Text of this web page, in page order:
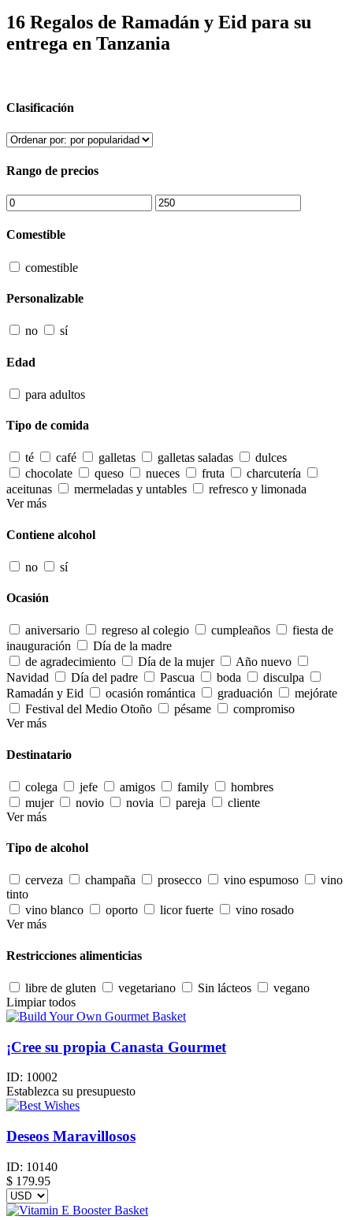
16 Regalos de Ramadán y Eid para su
entrega en Tanzania
Clasificación
Rango de precios
Comestible
comestible
Personalizable
no sí
Edad
para adultos
Tipo de comida
té café galletas galletas saladas
dulces
chocolate
queso nueces fruta
charcutería
aceitunas
mermeladas y untables
refresco y limonada
Ver más
Contiene alcohol
no sí
Ocasión
aniversario regreso al colegio cumpleaños
fiesta de
inauguración
Día de la madre
de agradecimiento
Día de la mujer
Año nuevo
Navidad
Día del padre Pascua boda
disculpa
Ramadán y Eid
ocasión romántica graduación
mejórate
Festival del Medio Otoño
pésame
compromiso
Ver más
Destinatario
colega jefe amigos family
hombres
mujer
novio novia pareja
cliente
Ver más
Tipo de alcohol
cerveza champaña prosecco vino espumoso
vino
tinto
vino blanco
oporto licor fuerte
vino rosado
Ver más
Restricciones alimenticias
libre de gluten vegetariano Sin lácteos
vegano
Limpiar todos
¡Cree su propia Canasta Gourmet
ID: 10002
Establezca su presupuesto
Deseos Maravillosos
ID: 10140
$ 179.95